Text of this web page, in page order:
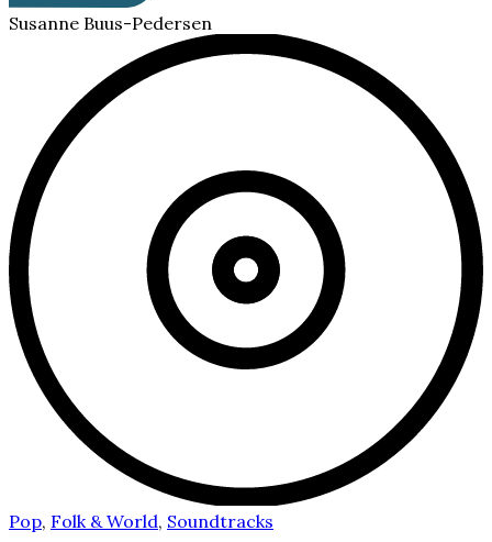
Susanne Buus-Pedersen
Pop, Folk & World, Soundtracks